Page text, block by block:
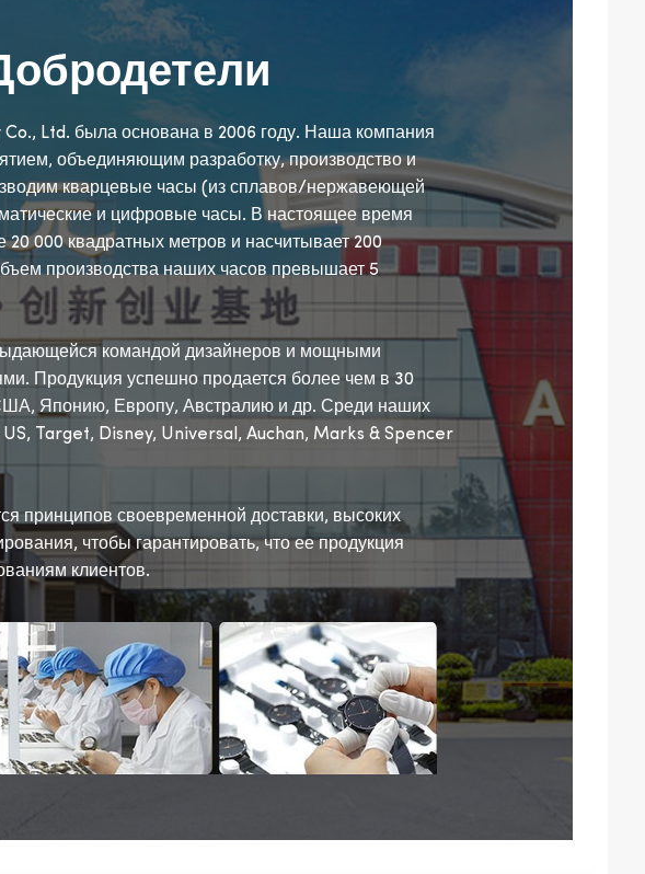
Ltd. была основана в 2006 году. Наша компания
объединяющим разработку, производство и
кварцевые часы (из сплавов/нержавеющей
и цифровые часы. В настоящее время
000 квадратных метров и насчитывает 200
производства наших часов превышает 5
командой дизайнеров и мощными
Продукция успешно продается более чем в 30
Японию, Европу, Австралию и др. Среди наших
Target, Disney, Universal, Auchan, Marks & Spencer
принципов своевременной доставки, высоких
чтобы гарантировать, что ее продукция
клиентов.